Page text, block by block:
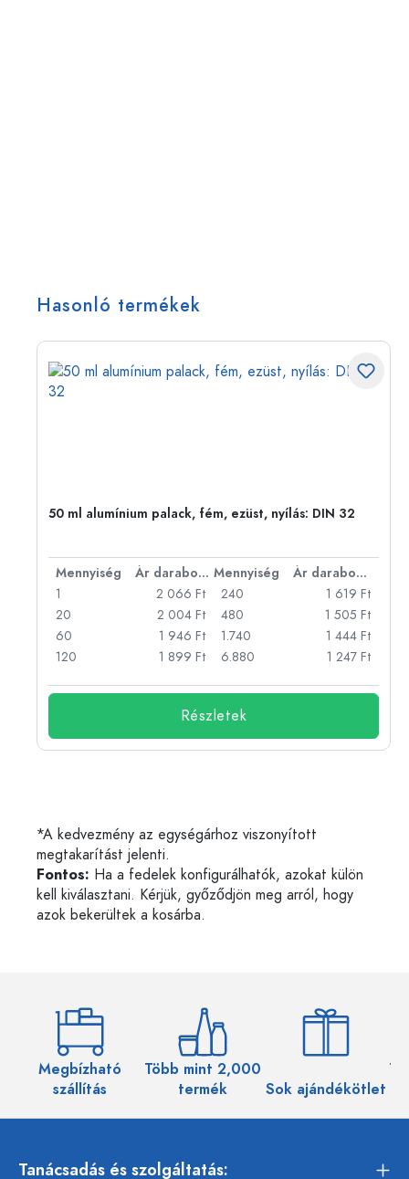
Hasonló termékek
50 ml alumínium palack, fém, ezüst, nyílás: DIN 32
Mennyiség Ár darabonként Mennyiség
Ár darabonként
1
2 066 Ft
20
2 004 Ft
60
1 946 Ft
120
1 899 Ft
240
1 619 Ft
480
1 505 Ft
1.740
1 444 Ft
6.880
1 247 Ft
Részletek
*A kedvezmény az egységárhoz viszonyított
megtakarítást jelenti.
Fontos: Ha a fedelek konfigurálhatók, azokat külön
kell kiválasztani. Kérjük, győződjön meg arról, hogy
azok bekerültek a kosárba.
Megbízható
szállítás
Több mint 2,000
termék
Sok ajándékötlet
Tanácsadás és szolgáltatás: